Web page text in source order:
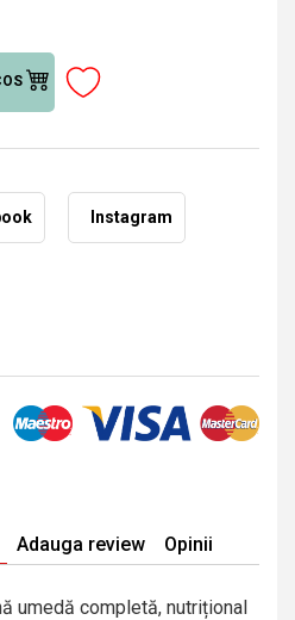
Adauga review Opinii
umedă completă, nutrițional
Instagram